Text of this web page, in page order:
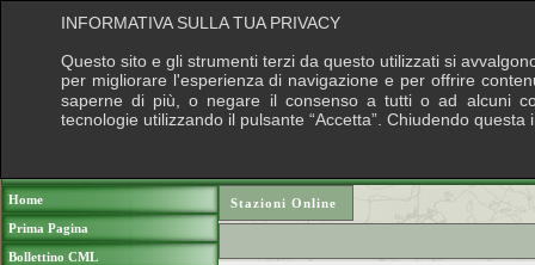
Home
Prima Pagina
Bollettino CML
Stazioni Online
INFORMATIVA SULLA TUA PRIVACY
Questo sito e gli strumenti terzi da questo utilizzati si
per migliorare l'esperienza di navigazione e per offrire
saperne di più, o negare il consenso a tutti o ad alcuni
tecnologie utilizzando il pulsante “Accetta”. Chiudendo